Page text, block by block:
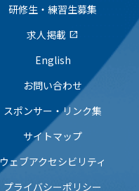
研修生・練習生募集
求人掲載 open_in_new
English
お問い合わせ
スポンサー・リンク集
サイトマップ
ウェブアクセシビリティ
プライバシーポリシー